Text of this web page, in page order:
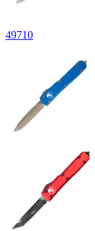
49710